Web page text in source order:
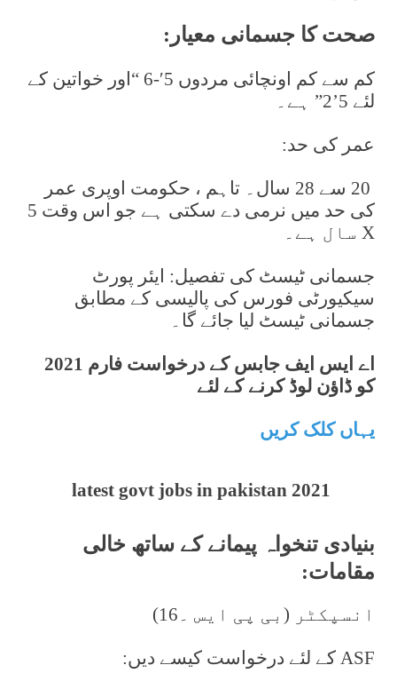
صحت کا جسمانی معیار:
کم سے کم اونچائی مردوں 5′-6 “اور خواتین کے
لئے 5’2” ہے۔
عمر کی حد:
20 سے 28 سال۔ تاہم ، حکومت اوپری عمر
کی حد میں نرمی دے سکتی ہے جو اس وقت 5
X سال ہے۔
جسمانی ٹیسٹ کی تفصیل: ایئر پورٹ
سیکیورٹی فورس کی پالیسی کے مطابق
جسمانی ٹیسٹ لیا جائے گا۔
اے ایس ایف جابس کے درخواست فارم 2021
کو ڈاؤن لوڈ کرنے کے لئے
یہاں کلک کریں
latest govt jobs in pakistan 2021
بنیادی تنخواہ پیمانے کے ساتھ خالی
مقامات:
انسپکٹر (بی پی ایس ۔16)
ASF کے لئے درخواست کیسے دیں: